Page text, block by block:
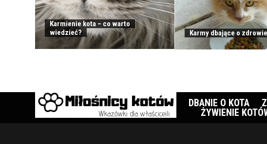
Karmienie kota – co warto
wiedzieć?
Karmy dbające o
DBANIE O KOTA
ŻYWIENIE